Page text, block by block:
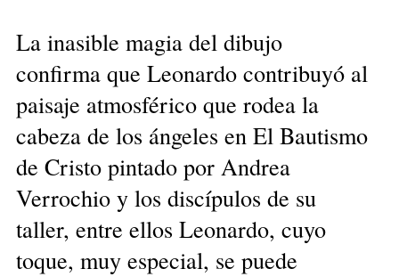
La inasible magia del dibujo
confirma que Leonardo contribuyó al
paisaje atmosférico que rodea la
cabeza de los ángeles en El Bautismo
de Cristo pintado por Andrea
Verrochio y los discípulos de su
taller, entre ellos Leonardo, cuyo
toque, muy especial, se puede